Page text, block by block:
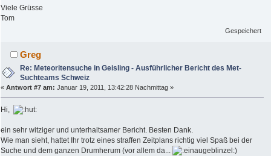
Viele Grüsse
Tom
Gespeichert
Greg
Re: Meteoritensuche in Geisling - Ausführlicher Bericht des Met-
Suchteams Schweiz
« Antwort #7 am: Januar 19, 2011, 13:42:28 Nachmittag »
Hi,
ein sehr witziger und unterhaltsamer Bericht. Besten Dank.
Wie man sieht, hattet Ihr trotz eines straffen Zeitplans richtig viel Spaß bei der
Suche und dem ganzen Drumherum (vor allem da...
)